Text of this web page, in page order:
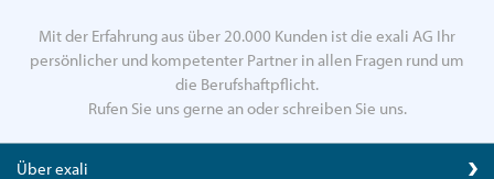
Mit der Erfahrung aus über 20.000 Kunden ist die exali AG Ihr
persönlicher und kompetenter Partner in allen Fragen rund um
die Berufshaftpflicht.
Rufen Sie uns gerne an oder schreiben Sie uns.
Über exali